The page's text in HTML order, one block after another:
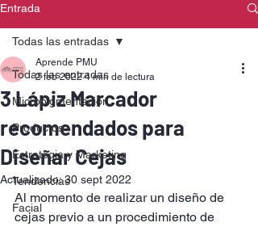
Entrada
Todas las entradas
Micropigmentación
Productos
Estrategia y Marketing
Tendencias
Facial
Todas las entradas
3 Lápiz Marcador
recomendados para
Diseñar Cejas
Aprende PMU
2 feb 2022 4 min de lectura
Actualizado:30 sept 2022
Al momento de realizar un diseño de
cejas previo a un procedimiento de